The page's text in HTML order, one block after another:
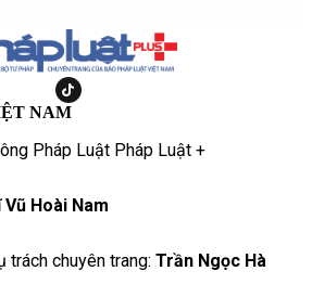
NAM
Pháp Luật Pháp Luật +
Hoài Nam
trách chuyên trang: Trần Ngọc Hà